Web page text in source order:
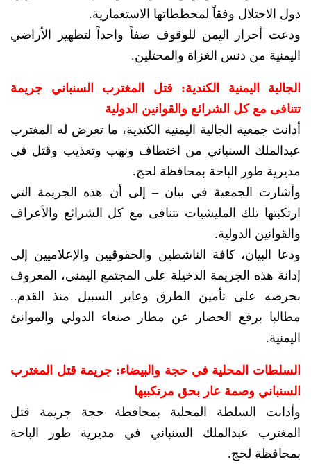
دول الاحتلال وفقاً لمخططاتها الاستعمارية.
ودعت أحرار اليمن للوقوف صفاً واحداً لتطهير الأراضي
اليمنية من دنس الغزاة والمحتلين.
الجالية اليمنية الكندية: قتل المغترب السنباني جريمة
تتنافى مع كل الشرائع والقوانين الدولية
أدانت جمعية الجالية اليمنية الكندية، ما تعرض له المغترب
عبدالملك السنباني من اختطاف ونهب وتعذيب وقتل في
مديرية طور الباحة بمحافظة لحج.
وأشارت الجمعية في بيان – إلى أن هذه الجريمة التي
ارتكبتها تلك المليشيات تتنافى مع كل الشرائع والأعراف
والقوانين الدولية.
ودعا البيان، كافة الناشطين والحقوقيين والإعلاميين إلى
إدانة هذه الجريمة الدخيلة على المجتمع اليمني، المعروف
بحرصه على تأمين الطرق وعابر السبيل منذ القدم..
مطالبا برفع الحصار عن مطار صنعاء الدولي والموانئ
اليمنية.
السلطات المحلية في حجة والبيضاء: جريمة قتل المغترب
السنباني وصمة عار بحق مرتكبيها
وأدانت السلطة المحلية بمحافظة حجة جريمة قتل
المغترب عبدالملك السنباني في مديرية طور الباحة
بمحافظة لحج.